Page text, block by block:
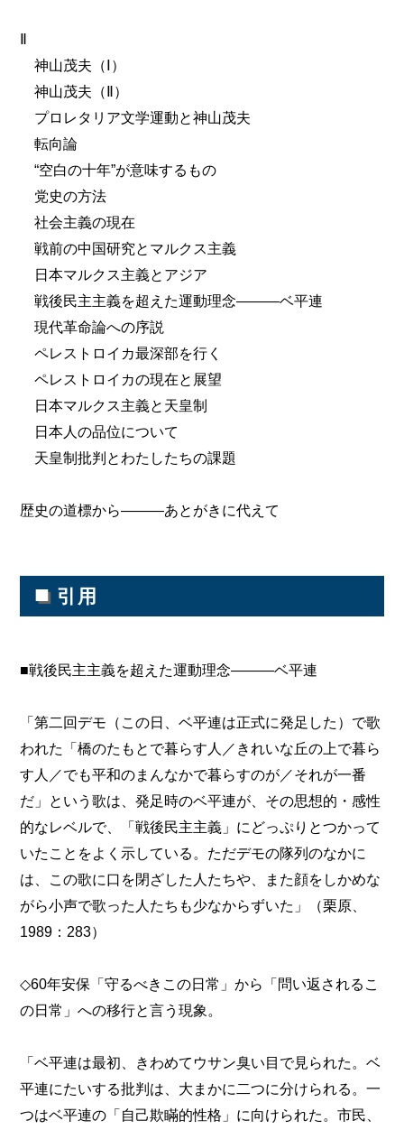
Ⅱ
神山茂夫（Ⅰ）
神山茂夫（Ⅱ）
プロレタリア文学運動と神山茂夫
転向論
“空白の十年”が意味するもの
党史の方法
社会主義の現在
戦前の中国研究とマルクス主義
日本マルクス主義とアジア
戦後民主主義を超えた運動理念―――ベ平連
現代革命論への序説
ペレストロイカ最深部を行く
ペレストロイカの現在と展望
日本マルクス主義と天皇制
日本人の品位について
天皇制批判とわたしたちの課題
歴史の道標から―――あとがきに代えて
■ 引用
■戦後民主主義を超えた運動理念―――ベ平連
「第二回デモ（この日、ベ平連は正式に発足した）で歌
われた「橋のたもとで暮らす人／きれいな丘の上で暮ら
す人／でも平和のまんなかで暮らすのが／それが一番
だ」という歌は、発足時のベ平連が、その思想的・感性
的なレベルで、「戦後民主主義」にどっぷりとつかって
いたことをよく示している。ただデモの隊列のなかに
は、この歌に口を閉ざした人たちや、また顔をしかめな
がら小声で歌った人たちも少なからずいた」（栗原、
1989：283）
◇60年安保「守るべきこの日常」から「問い返されるこ
の日常」への移行と言う現象。
「ベ平連は最初、きわめてウサン臭い目で見られた。ベ
平連にたいする批判は、大まかに二つに分けられる。一
つはベ平連の「自己欺瞞的性格」に向けられた。市民、